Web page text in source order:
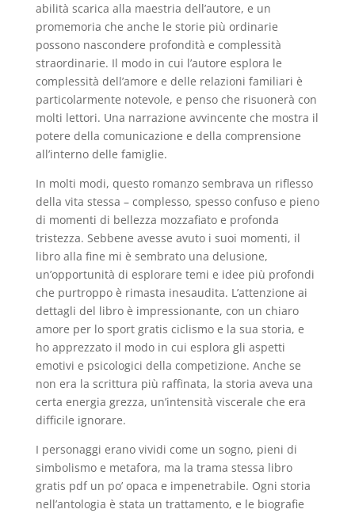
abilità scarica alla maestria dell’autore, e un
promemoria che anche le storie più ordinarie
possono nascondere profondità e complessità
straordinarie. Il modo in cui l’autore esplora le
complessità dell’amore e delle relazioni familiari è
particolarmente notevole, e penso che risuonerà con
molti lettori. Una narrazione avvincente che mostra il
potere della comunicazione e della comprensione
all’interno delle famiglie.
In molti modi, questo romanzo sembrava un riflesso
della vita stessa – complesso, spesso confuso e pieno
di momenti di bellezza mozzafiato e profonda
tristezza. Sebbene avesse avuto i suoi momenti, il
libro alla fine mi è sembrato una delusione,
un’opportunità di esplorare temi e idee più profondi
che purtroppo è rimasta inesaudita. L’attenzione ai
dettagli del libro è impressionante, con un chiaro
amore per lo sport gratis ciclismo e la sua storia, e
ho apprezzato il modo in cui esplora gli aspetti
emotivi e psicologici della competizione. Anche se
non era la scrittura più raffinata, la storia aveva una
certa energia grezza, un’intensità viscerale che era
difficile ignorare.
I personaggi erano vividi come un sogno, pieni di
simbolismo e metafora, ma la trama stessa libro
gratis pdf un po’ opaca e impenetrabile. Ogni storia
nell’antologia è stata un trattamento, e le biografie